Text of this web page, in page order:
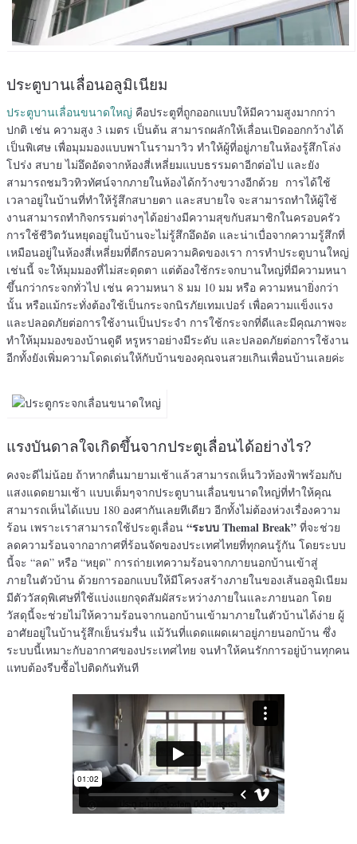
ประตูบานเลื่อนอลูมิเนียม
ประตูบานเลื่อนขนาดใหญ่ คือประตูที่ถูกออกแบบให้มีความสูงมากกว่า
ปกติ เช่น ความสูง 3 เมตร เป็นต้น สามารถผลักให้เลื่อนเปิดออกกว้างได้
เป็นพิเศษ เพื่อมุมมองแบบพาโนรามาวิว ทำให้ผู้ที่อยู่ภายในห้องรู้สึกโล่ง
โปร่ง สบาย ไม่อึดอัดจากห้องสี่เหลี่ยมแบบธรรมดาอีกต่อไป และยัง
สามารถชมวิวทิวทัศน์จากภายในห้องได้กว้างขวางอีกด้วย การได้ใช้
เวลาอยู่ในบ้านที่ทำให้รู้สึกสบายตา และสบายใจ จะสามารถทำให้ผู้ใช้
งานสามารถทำกิจกรรมต่างๆได้อย่างมีความสุขกับสมาชิกในครอบครัว
การใช้ชีวิตวันหยุดอยู่ในบ้านจะไม่รู้สึกอึดอัด และน่าเบื่อจากความรู้สึกที่
เหมือนอยู่ในห้องสี่เหลี่ยมที่ตีกรอบความคิดของเรา การทำประตูบานใหญ่
เช่นนี้ จะให้มุมมองที่ไม่สะดุดตา แต่ต้องใช้กระจกบานใหญ่ที่มีความหนา
ขึ้นกว่ากระจกทั่วไป เช่น ความหนา 8 มม 10 มม หรือ ความหนายิ่งกว่า
นั้น หรือแม้กระทั่งต้องใช้เป็นกระจกนิรภัยเทมเปอร์ เพื่อความแข็งแรง
และปลอดภัยต่อการใช้งานเป็นประจำ การใช้กระจกที่ดีและมีคุณภาพจะ
ทำให้มุมมองของบ้านดูดี หรูหราอย่างมีระดับ และปลอดภัยต่อการใช้งาน
อีกทั้งยังเพิ่มความโดดเด่นให้กับบ้านของคุณจนสวยเกินเพื่อนบ้านเลยค่ะ
แรงบันดาลใจเกิดขึ้นจากประตูเลื่อนได้อย่างไร?
คงจะดีไม่น้อย ถ้าหากตื่นมายามเช้าแล้วสามารถเห็นวิวท้องฟ้าพร้อมกับ
แสงแดดยามเช้า แบบเต็มๆจากประตูบานเลื่อนขนาดใหญ่ที่ทำให้คุณ
สามารถเห็นได้แบบ 180 องศากันเลยทีเดียว อีกทั้งไม่ต้องห่วงเรื่องความ
ร้อน เพราะเราสามารถใช้ประตูเลื่อน “ระบบ Themal Break” ที่จะช่วย
ลดความร้อนจากอากาศที่ร้อนจัดของประเทศไทยที่ทุกคนรู้กัน โดยระบบ
นี้จะ “ลด” หรือ “หยุด” การถ่ายเทความร้อนจากภายนอกบ้านเข้าสู่
ภายในตัวบ้าน ด้วยการออกแบบให้มีโครงสร้างภายในของเส้นอลูมิเนียม
มีตัววัสดุพิเศษที่ใช้แบ่งแยกจุดสัมผัสระหว่างภายในและภายนอก โดย
วัสดุนี้จะช่วยไม่ให้ความร้อนจากนอกบ้านเข้ามาภายในตัวบ้านได้ง่าย ผู้
อาศัยอยู่ในบ้านรู้สึกเย็นร่มรื่น แม้วันที่แดดแผดเผาอยู่ภายนอกบ้าน ซึ่ง
ระบบนี้เหมาะกับอากาศของประเทศไทย จนทำให้คนรักการอยู่บ้านทุกคน
แทบต้องรีบซื้อไปติดกันทันที